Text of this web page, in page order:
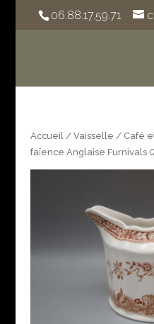
06.88.17.59.71
Accueil/ Vaisselle / Café
faïence Anglaise Furnivals